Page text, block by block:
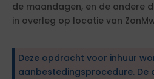
de maandagen, en de andere
in overleg op locatie van
Deze opdracht voor inhuur
aanbestedingsprocedure.